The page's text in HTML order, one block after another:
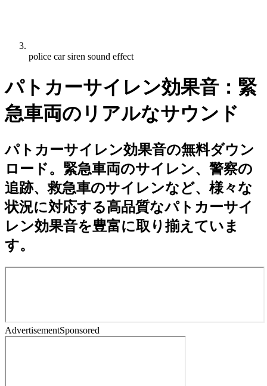
police car siren sound effect
パトカーサイレン効果音：緊
急車両のリアルなサウンド
パトカーサイレン効果音の無料ダウン
ロード。緊急車両のサイレン、警察の
追跡、救急車のサイレンなど、様々な
状況に対応する高品質なパトカーサイ
レン効果音を豊富に取り揃えていま
す。
AdvertisementSponsored